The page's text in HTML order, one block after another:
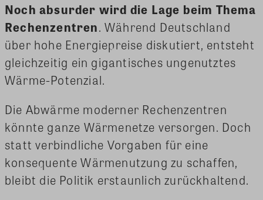
Noch absurder wird die Lage beim Thema
Rechenzentren. Während Deutschland
über hohe Energiepreise diskutiert, entsteht
gleichzeitig ein gigantisches ungenutztes
Wärme-Potenzial.
Die Abwärme moderner Rechenzentren
könnte ganze Wärmenetze versorgen. Doch
statt verbindliche Vorgaben für eine
konsequente Wärmenutzung zu schaffen,
bleibt die Politik erstaunlich zurückhaltend.